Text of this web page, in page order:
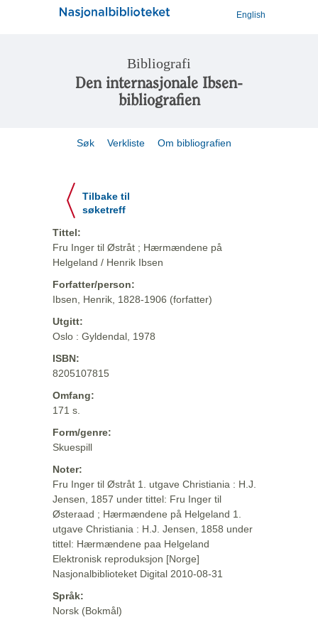
English
Bibliografi
Den internasjonale Ibsen-
bibliografien
Søk Verkliste Om bibliografien
Tilbake til
søketreff
Tittel:
Fru Inger til Østråt ; Hærmændene på
Helgeland / Henrik Ibsen
Forfatter/person:
Ibsen, Henrik, 1828-1906 (forfatter)
Utgitt:
Oslo : Gyldendal, 1978
ISBN:
8205107815
Omfang:
171 s.
Form/genre:
Skuespill
Noter:
Fru Inger til Østråt 1. utgave Christiania : H.J.
Jensen, 1857 under tittel: Fru Inger til
Østeraad ; Hærmændene på Helgeland 1.
utgave Christiania : H.J. Jensen, 1858 under
tittel: Hærmændene paa Helgeland
Elektronisk reproduksjon [Norge]
Nasjonalbiblioteket Digital 2010-08-31
Språk:
Norsk (Bokmål)